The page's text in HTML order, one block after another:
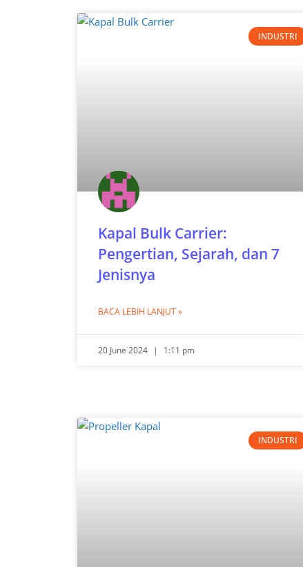
INDUSTRI
Kapal Bulk Carrier:
Pengertian, Sejarah, dan 7
Jenisnya
BACA LEBIH LANJUT »
20 June 2024 1:11 pm
INDUSTRI